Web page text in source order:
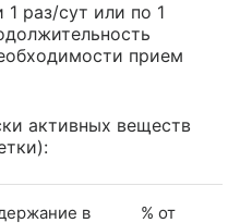
1 раз/сут или по 1
прием
активных веществ
в
% от